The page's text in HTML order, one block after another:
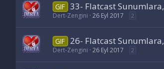
GIF 33- Flatcast
Dert-Zengini 26 Eyl 2017 2
GIF 26- Flatcast
Dert-Zengini 26 Eyl 2017 2